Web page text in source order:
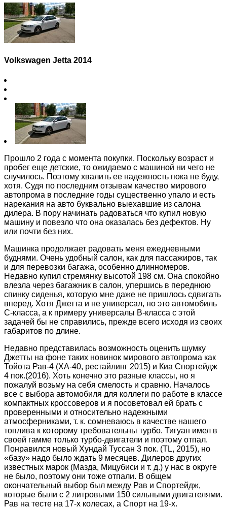
Volkswagen Jetta 2014
Прошло 2 года с момента покупки. Поскольку возраст и
пробег еще детские, то ожидаемо с машиной ни чего не
случилось. Поэтому хвалить ее надежность пока не буду,
хотя. Судя по последним отзывам качество мирового
автопрома в последние годы существенно упало и есть
нарекания на авто буквально выехавшие из салона
дилера. В пору начинать радоваться что купил новую
машину и повезло что она оказалась без дефектов. Ну
или почти без них.
Машинка продолжает радовать меня ежедневными
буднями. Очень удобный салон, как для пассажиров, так
и для перевозки багажа, особенно длинномеров.
Недавно купил стремянку высотой 198 см. Она спокойно
влезла через багажник в салон, упершись в переднюю
спинку сиденья, которую мне даже не пришлось сдвигать
вперед. Хотя Джетта и не универсал, но это автомобиль
С-класса, а к примеру универсалы B-класса с этой
задачей бы не справились, прежде всего исходя из своих
габаритов по длине.
Недавно представилась возможность оценить шумку
Джетты на фоне таких новинок мирового автопрома как
Тойота Рав-4 (ХА-40, рестайлинг 2015) и Киа Спортейдж
4 пок.(2016). Хоть конечно это разные классы, но я
пожалуй возьму на себя смелость и сравню. Началось
все с выбора автомобиля для коллеги по работе в классе
компактных кроссоверов и я посоветовал ей брать с
проверенными и относительно надежными
атмосферниками, т. к. сомневаюсь в качестве нашего
топлива к которому требовательны турбо. Тигуан имел в
своей гамме только турбо-двигатели и поэтому отпал.
Понравился новый Хундай Туссан 3 пок. (TL, 2015), но
«базу» надо было ждать 9 месяцев. Дилеров других
известных марок (Мазда, Мицубиси и т. д.) у нас в округе
не было, поэтому они тоже отпали. В общем
окончательный выбор был между Рав и Спортейдж,
которые были с 2 литровыми 150 сильными двигателями.
Рав на тесте на 17-х колесах, а Спорт на 19-х.